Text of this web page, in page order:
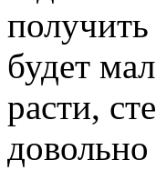
будет
расти,